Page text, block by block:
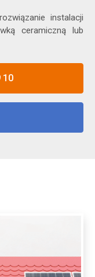
instalacji
ceramiczną lub
10